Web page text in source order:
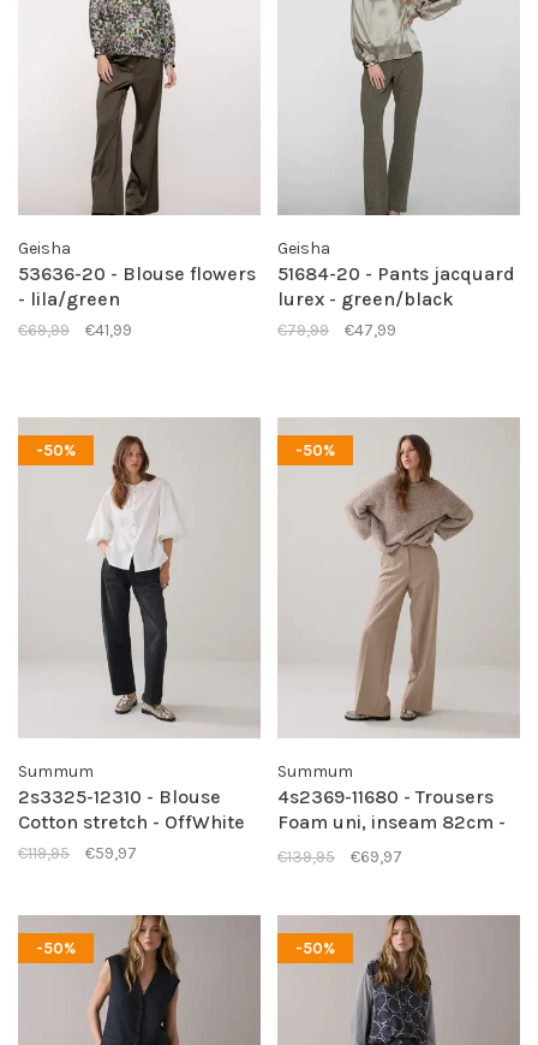
Geisha
53636-20 - Blouse flowers
- lila/green
€69,99 €41,99
Geisha
51684-20 - Pants jacquard
lurex - green/black
€79,99 €47,99
-50%
Summum
2s3325-12310 - Blouse
Cotton stretch - OffWhite
€119,95 €59,97
-50%
Summum
4s2369-11680 - Trousers
Foam uni, inseam 82cm -
Funghi
€139,95 €69,97
-50% -50%